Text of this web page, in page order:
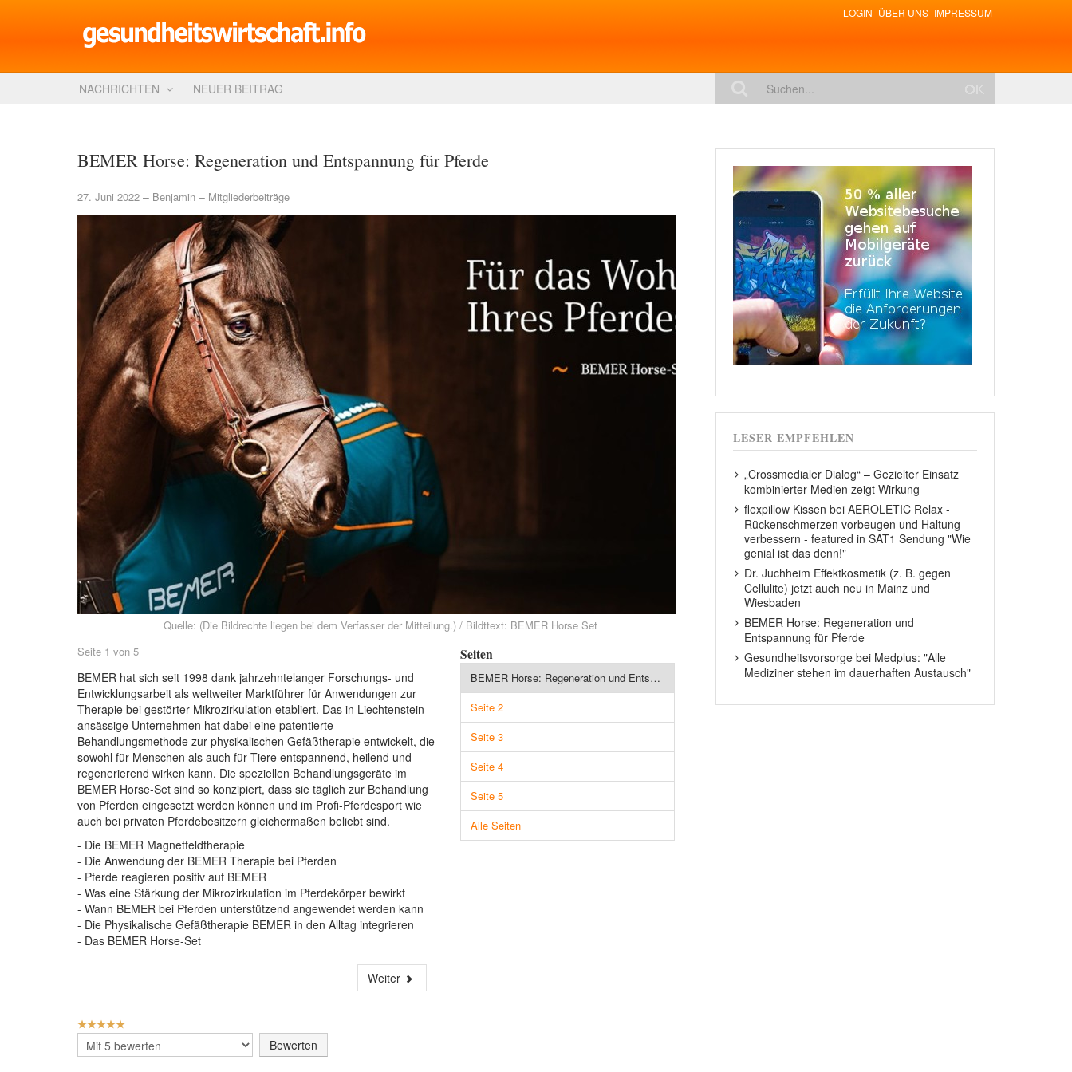
LOGIN ÜBER UNS IMPRESSUM
NACHRICHTEN NEUER BEITRAG
BEMER Horse: Regeneration und Entspannung für Pferde
27. Juni 2022 Benjamin Mitgliederbeiträge
Quelle: (Die Bildrechte liegen bei dem Verfasser der Mitteilung.) / Bildttext: BEMER Horse Set
Seiten
BEMER Horse: Regeneration und Entspannung für Pferde
Seite 2
Seite 3
Seite 4
Seite 5
Alle Seiten
Seite 1 von 5
BEMER hat sich seit 1998 dank jahrzehntelanger Forschungs- und
Entwicklungsarbeit als weltweiter Marktführer für Anwendungen zur
Therapie bei gestörter Mikrozirkulation etabliert. Das in Liechtenstein
ansässige Unternehmen hat dabei eine patentierte
Behandlungsmethode zur physikalischen Gefäßtherapie entwickelt, die
sowohl für Menschen als auch für Tiere entspannend, heilend und
regenerierend wirken kann. Die speziellen Behandlungsgeräte im
BEMER Horse-Set sind so konzipiert, dass sie täglich zur Behandlung
von Pferden eingesetzt werden können und im Profi-Pferdesport wie
auch bei privaten Pferdebesitzern gleichermaßen beliebt sind.
- Die BEMER Magnetfeldtherapie
- Die Anwendung der BEMER Therapie bei Pferden
- Pferde reagieren positiv auf BEMER
- Was eine Stärkung der Mikrozirkulation im Pferdekörper bewirkt
- Wann BEMER bei Pferden unterstützend angewendet werden kann
- Die Physikalische Gefäßtherapie BEMER in den Alltag integrieren
- Das BEMER Horse-Set
Weiter
BEWERTUNG:
Bitte
bewerten
LESER EMPFEHLEN
„Crossmedialer Dialog“ – Gezielter Einsatz
kombinierter Medien zeigt Wirkung
flexpillow Kissen bei AEROLETIC Relax -
Rückenschmerzen vorbeugen und Haltung
verbessern - featured in SAT1 Sendung "Wie
genial ist das denn!"
Dr. Juchheim Effektkosmetik (z. B. gegen
Cellulite) jetzt auch neu in Mainz und
Wiesbaden
BEMER Horse: Regeneration und
Entspannung für Pferde
Gesundheitsvorsorge bei Medplus: "Alle
Mediziner stehen im dauerhaften Austausch"